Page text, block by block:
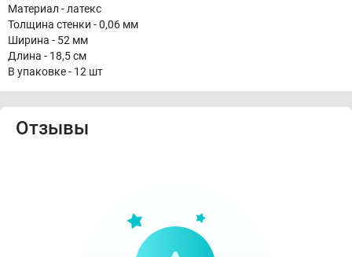
Материал - латекс
Толщина стенки - 0,06 мм
Ширина - 52 мм
Длина - 18,5 см
В упаковке - 12 шт
Отзывы